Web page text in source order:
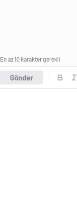
Gönder
En az 10 karakter gerekli